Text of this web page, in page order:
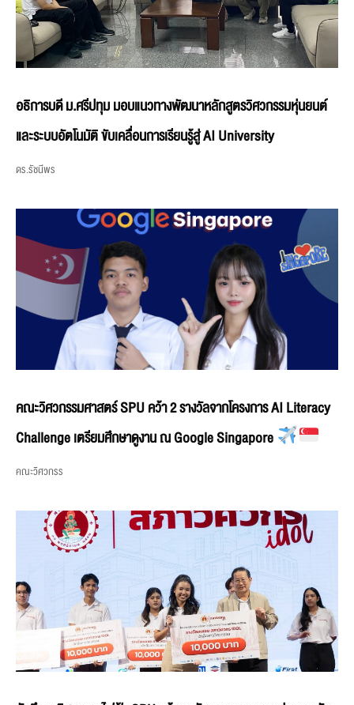
อธิการบดี ม.ศรีปทุม มอบแนวทางพัฒนาหลักสูตรวิศวกรรมหุ่นยนต์
และระบบอัตโนมัติ ขับเคลื่อนการเรียนรู้สู่ AI University
ดร.รัชนีพร
คณะวิศวกรรมศาสตร์ SPU คว้า 2 รางวัลจากโครงการ AI Literacy
Challenge เตรียมศึกษาดูงาน ณ Google Singapore
คณะวิศวกรร